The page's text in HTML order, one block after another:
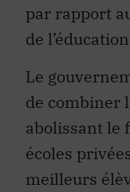
par rapport
de
Le
de combiner
abolissant le
écoles
meilleurs